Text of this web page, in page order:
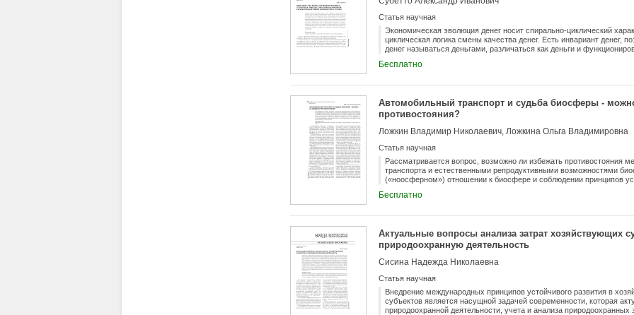
Статья научная
Экономическая эволюция денег носит спирально-циклический
циклическая логика смены качества денег. Есть инвариант
денег называться деньгами, различаться как деньги и
мировая финансовая капиталократия олицетворяют собой вершину
капитала, которые и материализуется в виртуальном капитале, в
капиталократии и денежного «киберпространства», переходит в
человека, капитала от человека, капитала от экологии и природы.
Бесплатно
Автомобильный транспорт и судьба биосферы -
противостояния?
Ложкин Владимир Николаевич, Ложкина Ольга Владимировна
Статья научная
Рассматривается вопрос, возможно ли избежать противостояния
транспорта и естественными репродуктивными возможностями
(«ноосферном») отношении к биосфере и соблюдении принципов
снижению негативного воздействия городского автотранспорта на
Бесплатно
Актуальные вопросы анализа затрат хозяйствующих
природоохранную деятельность
Сисина Надежда Николаевна
Статья научная
Внедрение международных принципов устойчивого развития в
субъектов является насущной задачей современности, которая
природоохранной деятельности, учета и анализа природоохранных